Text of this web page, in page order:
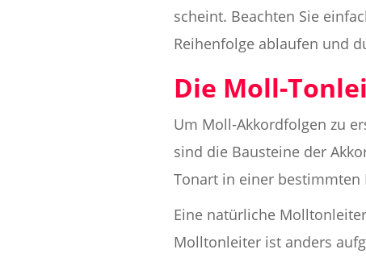
scheint. Beachten Sie
Reihenfolge ablaufen und
Die Moll-
Um Moll-Akkordfolgen zu
sind die Bausteine der
Tonart in einer bestimmten
Eine natürliche
Molltonleiter ist anders